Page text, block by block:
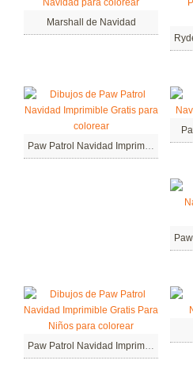
Marshall de Navidad
Paw Patrol Navidad Imprimible Gratis
Paw Patrol Navidad Imprimible Gratis Para Niños